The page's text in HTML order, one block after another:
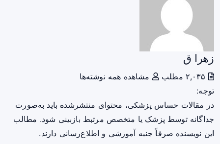
زهرا ق
مشاهده همه نوشته‌ها
توجه:
در مقالات حساس پزشکی، محتوای منتشرشده باید به‌صورت
جداگانه توسط پزشک یا متخصص مرتبط بازبینی شود. مطالب
این نویسنده صرفاً جنبه آموزشی و اطلاع‌رسانی دارند.